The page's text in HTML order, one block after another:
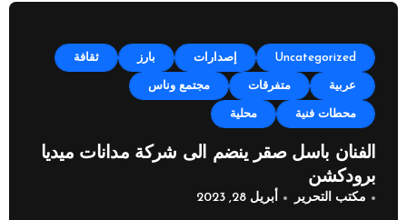
Uncategorized إصدارات بارز ثقافة
عربية متفرقات مجتمع وناس
محطات فنية محلية
الفنان باسل صقر ينضم الى شركة مدانات ميديا
برودكشن
مكتب التحرير أبريل 28, 2023